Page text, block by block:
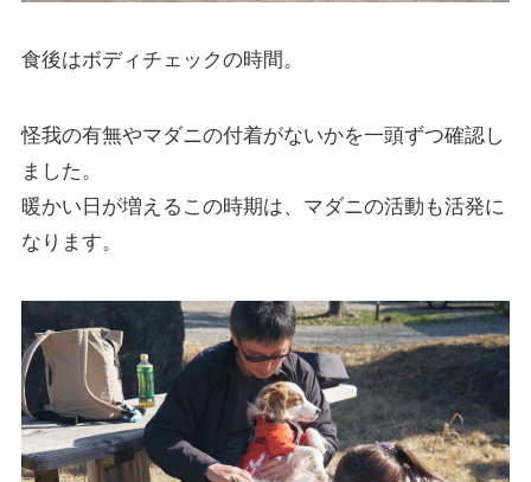
食後はボディチェックの時間。
怪我の有無やマダニの付着がないかを一頭ずつ確認し
ました。
暖かい日が増えるこの時期は、マダニの活動も活発に
なります。